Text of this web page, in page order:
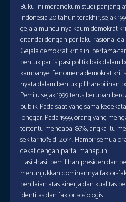
Buku ini merangkum studi panjang
Indonesia 20 tahun terakhir, sejak
gejala munculnya kaum demokrat
ditandai dengan perilaku rasional
Gejala demokrat kritis ini pertama-
bentuk partisipasi politik baik dalam
kampanye. Fenomena demokrat
nyata dalam bentuk pilihan-pilihan
Pemilu sejak 1999 terus berubah
publik. Pada saat yang sama
longgar. Pada 1999, orang yang
tertentu mencapai 86%, angka itu
sekitar 10% di 2014. Hampir semua
dekat dengan partai manapun.
Hasil-hasil pemilihan presiden dan
menunjukkan dominannya faktor-
penilaian atas kinerja dan kualitas
identitas dan faktor sosiologis.